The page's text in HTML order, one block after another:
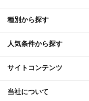
種別から探す
人気条件から探す
サイトコンテンツ
当社について